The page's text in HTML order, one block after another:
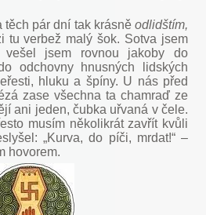
těch pár dní tak krásně odlidštím,
tu verbež malý šok. Sotva jsem
vešel jsem rovnou jakoby do
odchovny hnusných lidských
hluku a špíny. U nás před
zase všechna ta chamraď ze
ani jeden, čubka uřvaná v čele.
musím několikrát zavřít kvůli
„Kurva, do píči, mrdat!“ –
hovorem.